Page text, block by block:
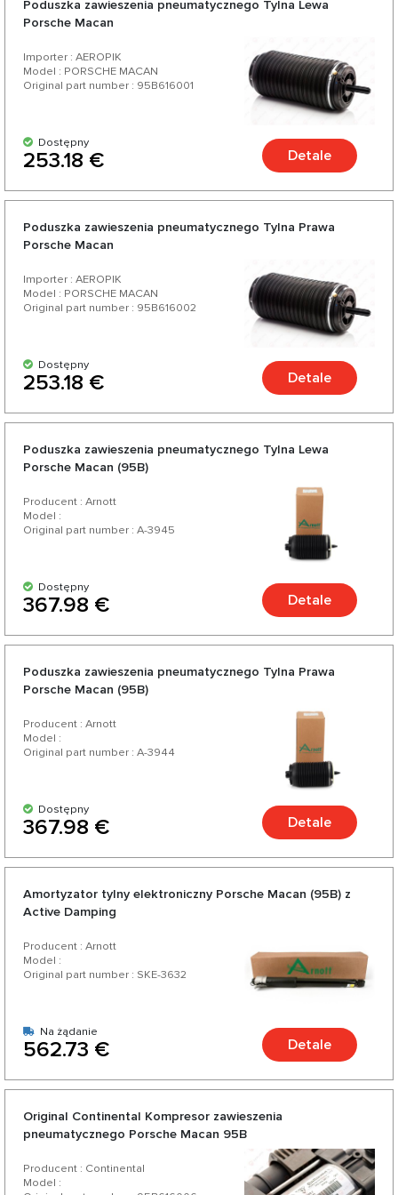
swojego Porsche Macan > 2014 od zaufanych niemieckich i
stosunkiem jakości do ceny, szeroką gamą i różnorodnością
ponad 200 produktów do Twojego samochodu.
Poduszka zawieszenia pneumatycznego Tylna Lewa
Porsche Macan
Importer : AEROPIK
Model : PORSCHE MACAN
Original part number : 95B616001
Dostępny
253.18 € Detale
Poduszka zawieszenia pneumatycznego Tylna Prawa
Porsche Macan
Importer : AEROPIK
Model : PORSCHE MACAN
Original part number : 95B616002
Dostępny
253.18 € Detale
Poduszka zawieszenia pneumatycznego Tylna Lewa
Porsche Macan (95B)
Producent : Arnott
Model :
Original part number : A-3945
Dostępny
367.98 € Detale
Poduszka zawieszenia pneumatycznego Tylna Prawa
Porsche Macan (95B)
Producent : Arnott
Model :
Original part number : A-3944
Dostępny
367.98 € Detale
Amortyzator tylny elektroniczny Porsche Macan (95B) z
Active Damping
Producent : Arnott
Model :
Original part number : SKE-3632
Na żądanie
562.73 € Detale
Original Continental Kompresor zawieszenia
pneumatycznego Porsche Macan 95B
Producent : Continental
Model :